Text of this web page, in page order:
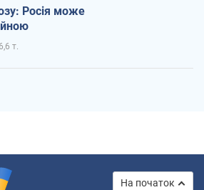
Росія може
6,6 т.
На початок